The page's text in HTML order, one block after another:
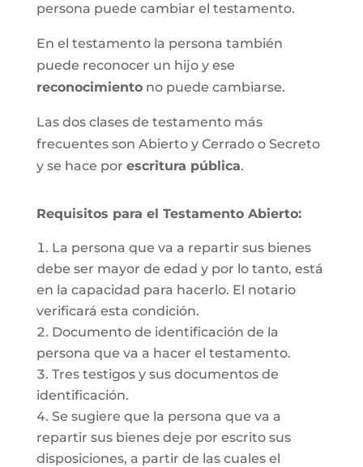
persona puede cambiar el testamento.
En el testamento la persona también
puede reconocer un hijo y ese
reconocimientono puede cambiarse.
Las dos clases de testamento más
frecuentes son Abierto y Cerrado o Secreto
y se hace por escritura pública.
Requisitos para el Testamento Abierto:
La persona que va a repartir sus bienes
debe ser mayor de edad y por lo tanto, está
en la capacidad para hacerlo. El notario
verificará esta condición.
Documento de identificación de la
persona que va a hacer el testamento.
Tres testigos y sus documentos de
identificación.
Se sugiere que la persona que va a
repartir sus bienes deje por escrito sus
disposiciones, a partir de las cuales el